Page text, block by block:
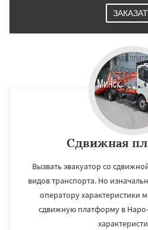
Сдвижная
Вызвать эвакуатор со
видов транспорта. Но
оператору характеристики
сдвижную платформу в